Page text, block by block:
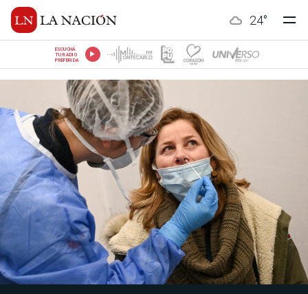
24°
ESCUCHÁ
TU RADIO
PREFERIDA